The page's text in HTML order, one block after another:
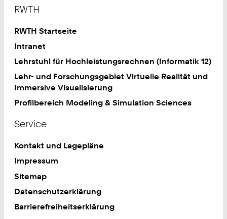
RWTH
RWTH Startseite
Intranet
Lehrstuhl für Hochleistungsrechnen (Informatik 12)
Lehr- und Forschungsgebiet Virtuelle Realität und
Immersive Visualisierung
Profilbereich Modeling & Simulation Sciences
Service
Kontakt und Lagepläne
Impressum
Sitemap
Datenschutzerklärung
Barrierefreiheitserklärung